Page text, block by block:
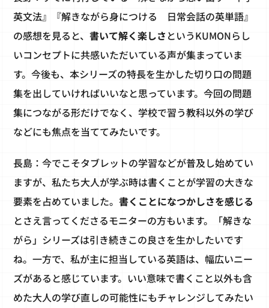
英文法』『解きながら身につける 日常会話の英単語』
の感想を見ると、書いて解く楽しさ というKUMONらし
いコンセプトに共感いただいている声が集まっていま
す。今後も、本シリーズの特長を生かした切り口の問題
集を出していければいいなと思っています。今回の問題
集につながる形だけでなく、学校で習う教科以外の学び
などにも焦点を当ててみたいです。
長島：今でこそタブレットの学習などが普及し始めてい
ますが、私たち大人が学ぶ時は書くことが学習の大きな
要素を占めていました。書くことになつかしさを感じる
とさえ言ってくださるモニターの方もいます。「解きな
がら」シリーズは引き続きこの良さを生かしたいです
ね。一方で、私が主に担当している英語は、幅広いニー
ズがあると感じています。いい意味で書くこと以外も含
めた大人の学び直しの可能性にもチャレンジしてみたい